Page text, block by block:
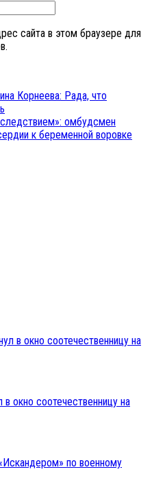
сайта в этом браузере для
Корнеева: Рада, что
омбудсмен
к беременной воровке
окно соотечественницу на